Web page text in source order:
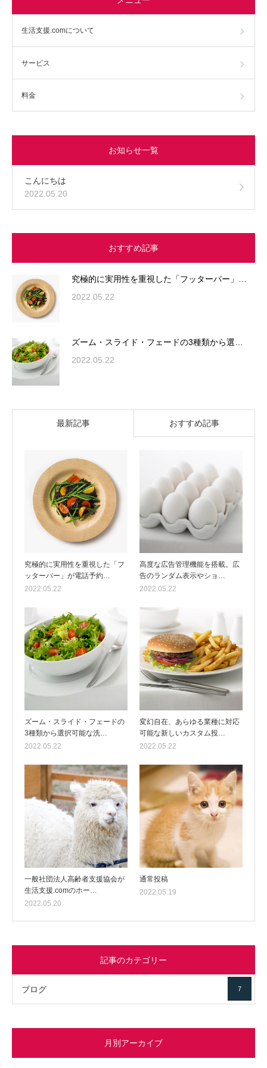
生活支援.comについて
サービス
料金
お知らせ一覧
こんにちは
2022.05.20
おすすめ記事
究極的に実用性を重視した「フッターバー」…
2022.05.22
ズーム・スライド・フェードの3種類から選…
2022.05.22
最新記事 おすすめ記事
究極的に実用性を重視した「フ
ッターバー」が電話予約…
2022.05.22
高度な広告管理機能を搭載。広
告のランダム表示やショ…
2022.05.22
ズーム・スライド・フェードの
3種類から選択可能な洗…
2022.05.22
変幻自在、あらゆる業種に対応
可能な新しいカスタム投…
2022.05.22
一般社団法人高齢者支援協会が
生活支援.comのホー…
2022.05.20
通常投稿
2022.05.19
記事のカテゴリー
ブログ 7
月別アーカイブ